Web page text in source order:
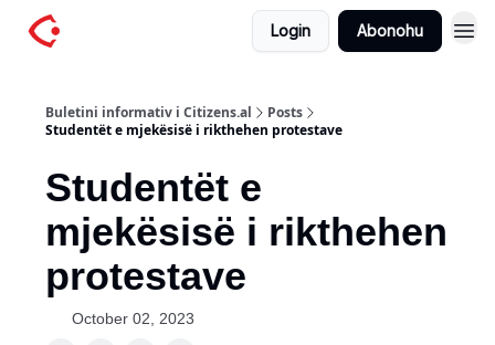
Login Abonohu
Buletini informativ i Citizens.al
Posts
Studentët e mjekësisë i rikthehen protestave
Studentët e
mjekësisë i rikthehen
protestave
October 02, 2023